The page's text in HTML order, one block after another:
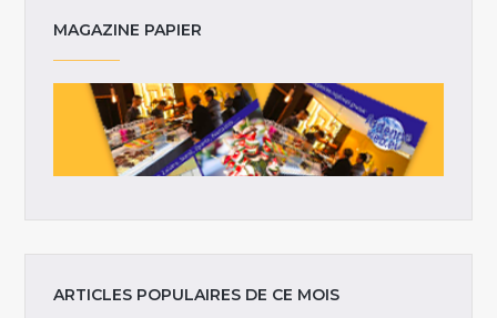
MAGAZINE PAPIER
ARTICLES POPULAIRES DE CE MOIS